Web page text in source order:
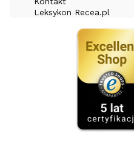
Leksykon Recea.pl